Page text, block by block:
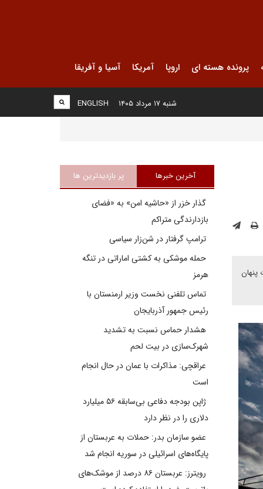
پرونده هسته ای اروپا آمریکا آسیا و آفریقا
ENGLISH شنبه ۱۷ مرداد ۱۴۰۵
آخرین خبرها پر بازدیدترین ها
گذار خزر از «حاشیه امن» به «فضای
بازدارندگی متراکم
ترامپ گرفتار در شن‌زار سیاسی
حمله موشکی به کشتی اماراتی در تنگه
هرمز
تماس تلفنی نخست وزیر ارمنستان با
رئیس جمهور آذربایجان
هشدار حماس نسبت به تشدید
شهرک‌سازی در بیت‌ لحم
عراقچی: مذاکرات با عمان در حال انجام
است
ژاپن بودجه دفاعی بی‌سابقه ۵۶ میلیارد
دلاری را در نظر دارد
عضو سازمان بدر: حملات به عربستان از
پایگاه‌های اسرائیلی در سوریه انجام شد
رویترز: عربستان ۸۶ درصد از موشک‌های